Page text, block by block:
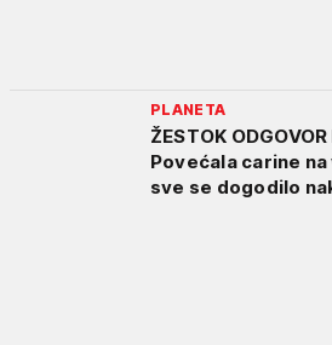
PLANETA
ŽESTOK
Povećala carine
sve se dogodilo